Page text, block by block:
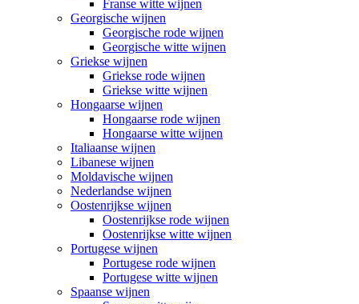
Franse witte wijnen
Georgische wijnen
Georgische rode wijnen
Georgische witte wijnen
Griekse wijnen
Griekse rode wijnen
Griekse witte wijnen
Hongaarse wijnen
Hongaarse rode wijnen
Hongaarse witte wijnen
Italiaanse wijnen
Libanese wijnen
Moldavische wijnen
Nederlandse wijnen
Oostenrijkse wijnen
Oostenrijkse rode wijnen
Oostenrijkse witte wijnen
Portugese wijnen
Portugese rode wijnen
Portugese witte wijnen
Spaanse wijnen